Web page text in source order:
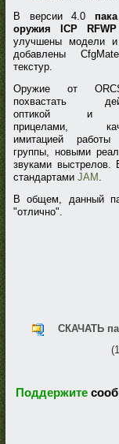
В версии 4.0
оружия ICP RFWP
улучшены модели и
добавлены
текстур.
Оружие от
похвастать
оптикой и
прицелами,
имитацией работы
группы, новыми
звуками выстрелов.
стандартами JAM .
В общем, данный
"отлично".
СКАЧАТЬ
Поддержите